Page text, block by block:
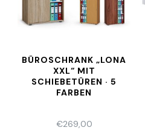
BÜROSCHRANK „LONA
XXL“ MIT
SCHIEBETÜREN · 5
FARBEN
€269,00